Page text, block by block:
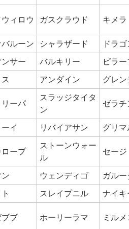
ィロウ ガスクラウド キメラ
ルーン シャラザード ドラゴ
サー バルキリー ピラ
アンダイン グレン
リーパ
スラッジタイタ
ン
ゼラ
イ リバイアサン グリマ
ロープ
ストーンウォー
ル
セージ
ウェンディゴ ガルー
スレイプニル ナイキ
ブ ホーリーラマ ミル